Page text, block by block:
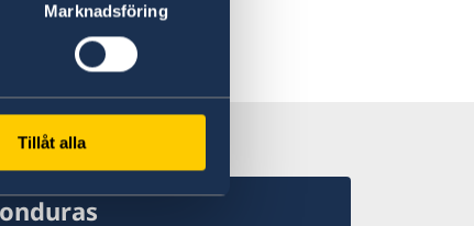
Marknadsföring
Tillåt alla
på Facebook